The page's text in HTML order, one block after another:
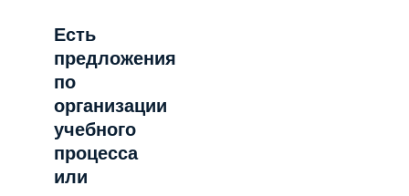
Есть
предложения
по
организации
учебного
процесса
или